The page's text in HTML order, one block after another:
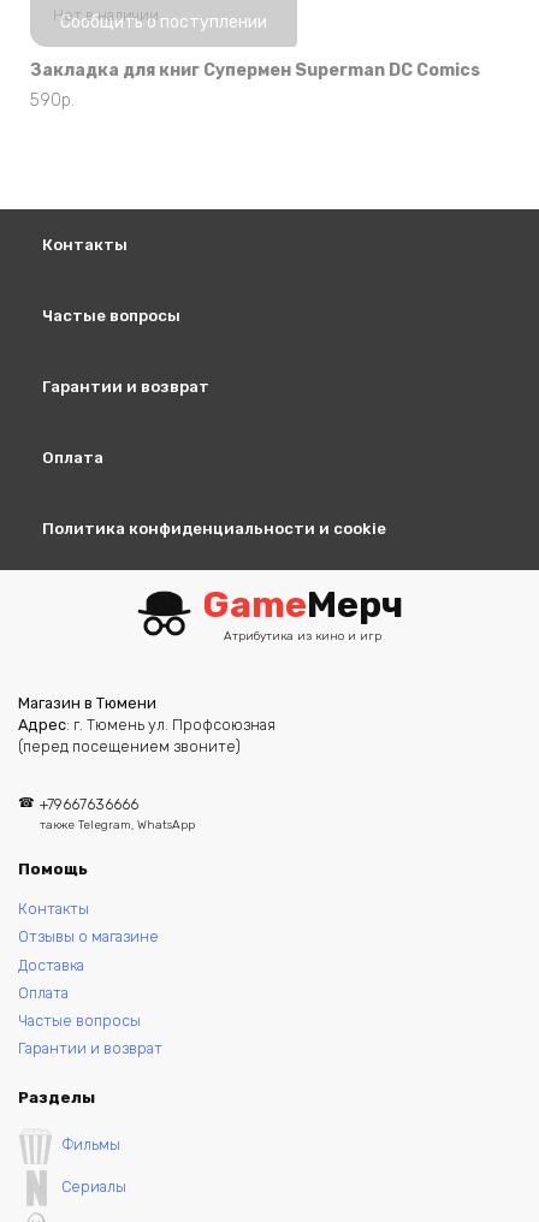
Нет в наличии
Сообщить о поступлении
Закладка для книг Супермен Superman DC Comics
590р.
Контакты
Частые вопросы
Гарантии и возврат
Оплата
Политика конфиденциальности и cookie
GameМерч
Атрибутика из кино и игр
Магазин в Тюмени
Адрес: г. Тюмень ул. Профсоюзная
(перед посещением звоните)
+79667636666
также Telegram, WhatsApp
Помощь
Контакты
Отзывы о магазине
Доставка
Оплата
Частые вопросы
Гарантии и возврат
Разделы
Фильмы
Сериалы